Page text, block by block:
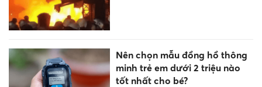
Nên chọn mẫu đồng hồ thông
minh trẻ em dưới 2 triệu nào
tốt nhất cho bé?